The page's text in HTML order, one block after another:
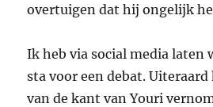
overtuigen dat hij ongelijk
Ik heb via social media laten
sta voor een debat.
van de kant van Youri